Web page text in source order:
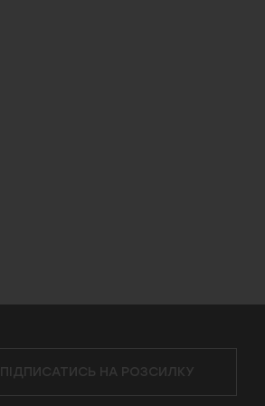
ПІДПИСАТИСЬ НА РОЗСИЛКУ